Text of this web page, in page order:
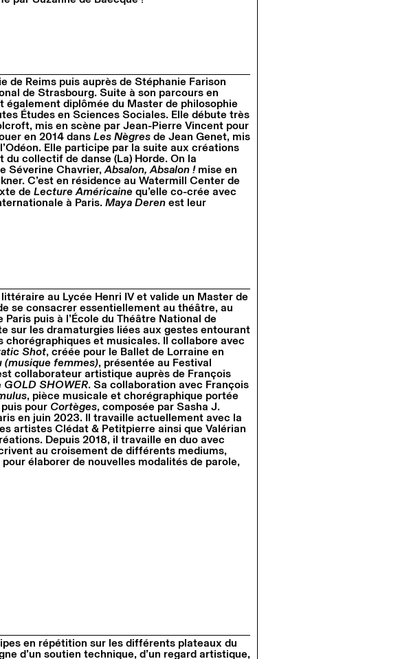
de Reims puis auprès de Stéphanie Farison
de Strasbourg. Suite à son parcours en
diplômée du Master de philosophie
Études en Sciences Sociales. Elle débute très
mis en scène par Jean-Pierre Vincent pour
en 2014 dans Les Nègres de Jean Genet, mis
Elle participe par la suite aux créations
collectif de danse (La) Horde. On la
Séverine Chavrier,Absalon, Absalon !mise en
C’est en résidence au Watermill Center de
de Lecture Américaine qu’elle co-crée avec
à Paris. Maya Deren est leur
au Lycée Henri IV et valide un Master de
se consacrer essentiellement au théâtre, au
puis à l’École du Théâtre National de
sur les dramaturgies liées aux gestes entourant
chorégraphiques et musicales. Il collabore avec
Shot, créée pour le Ballet de Lorraine en
(musique femmes), présentée au Festival
collaborateur artistique auprès de François
GOLD SHOWER. Sa collaboration avec François
, pièce musicale et chorégraphique portée
pour Cortèges, composée par Sasha J.
en juin 2023. Il travaille actuellement avec la
artistes Clédat & Petitpierre ainsi que Valérian
Depuis 2018, il travaille en duo avec
au croisement de différents mediums,
élaborer de nouvelles modalités de parole,
en répétition sur les différents plateaux du
d’un soutien technique, d’un regard artistique,